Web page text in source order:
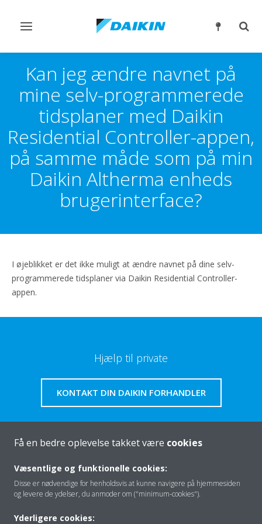
Slå
til/fra
Slå
til/
Kan jeg ændre navnet på
mine selv-programmerede
tidsplaner med Daikin
Residential Controller-appen,
på samme måde som på min
Daikin Altherma enheds
brugerinterface?
I øjeblikket er det ikke muligt at ændre navnet på dine selv-
programmerede tidsplaner via Daikin Residential Controller-
appen.
Hjælp til private
KONTAKT DIN DAIKIN FORHANDLER
Om os
Få en bedre oplevelse takket være cookies
Væsentlige og funktionelle cookies:
Disse er nødvendige for henholdsvis at kunne navigere på hjemmesiden
og levere de ydelser, du anmoder om ("minimum-cookies").
Yderligere cookies: